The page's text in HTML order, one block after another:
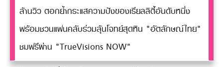
ล้านวิว ตอกย้ำกระแสความปังของเรียลลิตี้อันดับหนึ่ง
พร้อมชวนแฟนคลับร่วมลุ้นโจทย์สุดหิน "อัตลักษณ์ไทย"
ชมฟรีผ่าน "TrueVisions NOW"